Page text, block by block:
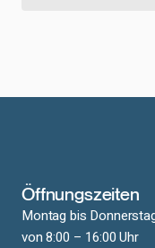
Öffnungszeiten
Montag bis
von 8:00 – 16:00 Uhr